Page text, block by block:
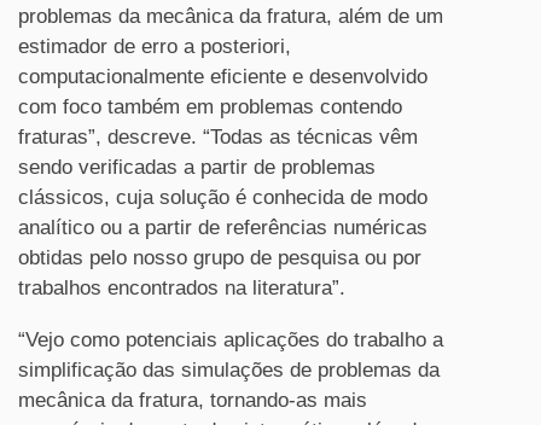
problemas da mecânica da fratura, além de um
estimador de erro a posteriori,
computacionalmente eficiente e desenvolvido
com foco também em problemas contendo
fraturas”, descreve. “Todas as técnicas vêm
sendo verificadas a partir de problemas
clássicos, cuja solução é conhecida de modo
analítico ou a partir de referências numéricas
obtidas pelo nosso grupo de pesquisa ou por
trabalhos encontrados na literatura”.
“Vejo como potenciais aplicações do trabalho a
simplificação das simulações de problemas da
mecânica da fratura, tornando-as mais